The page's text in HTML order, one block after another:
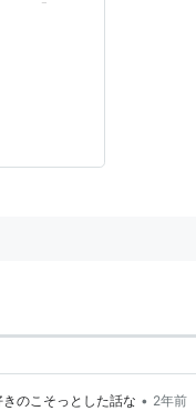
きのこそっとした話な • 2年前